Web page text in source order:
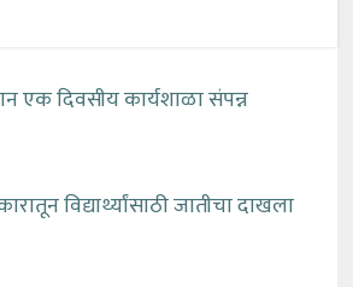
एक दिवसीय कार्यशाळा संपन्न
विद्यार्थ्यांसाठी जातीचा दाखला